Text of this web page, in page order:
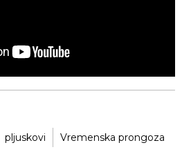
pljuskovi Vremenska prongoza